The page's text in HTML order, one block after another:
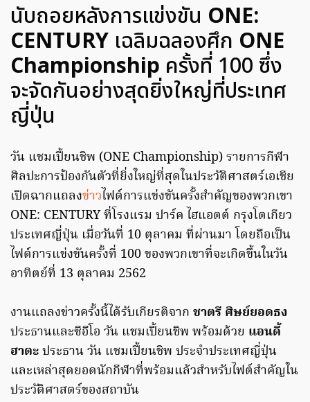
นับถอยหลังการแข่งขัน ONE:
CENTURY เฉลิมฉลองศึก ONE
Championship ครั้งที่ 100 ซึ่ง
จะจัดกันอย่างสุดยิ่งใหญ่ที่ประเทศ
ญี่ปุ่น
วัน แชมเปี้ยนชิพ (ONE Championship) รายการกีฬา
ศิลปะการป้องกันตัวที่ยิ่งใหญ่ที่สุดในประวัติศาสตร์เอเชีย
เปิดฉากแถลงข่าวไฟต์การแข่งขันครั้งสำคัญของพวกเขา
ONE: CENTURY ที่โรงแรม ปาร์ค ไฮแอตต์ กรุงโตเกียว
ประเทศญี่ปุ่น เมื่อวันที่ 10 ตุลาคม ที่ผ่านมา โดยถือเป็น
ไฟต์การแข่งขันครั้งที่ 100 ของพวกเขาที่จะเกิดขึ้นในวัน
อาทิตย์ที่ 13 ตุลาคม 2562
งานแถลงข่าวครั้งนี้ได้รับเกียรติจาก ชาตรี ศิษย์ยอดธง
ประธานและซีอีโอ วัน แชมเปี้ยนชิพ พร้อมด้วย แอนดี้
ฮาตะประธาน วัน แชมเปี้ยนชิพ ประจำประเทศญี่ปุ่น
และเหล่าสุดยอดนักกีฬาที่พร้อมแล้วสำหรับไฟต์สำคัญใน
ประวัติศาสตร์ของสถาบัน